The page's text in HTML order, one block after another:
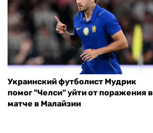
Украинский футболист Мудрик
помог "Челси" уйти от поражения в
матче в Малайзии